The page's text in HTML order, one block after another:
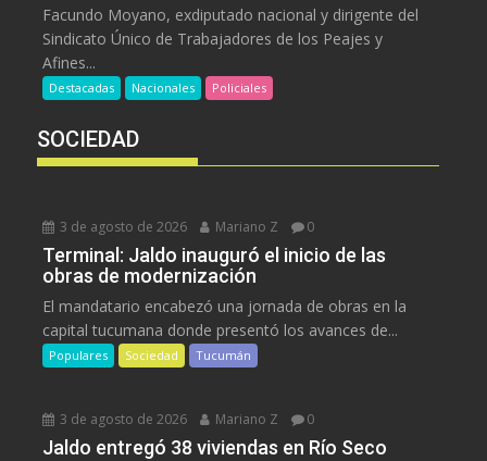
Facundo Moyano, exdiputado nacional y dirigente del
Sindicato Único de Trabajadores de los Peajes y
Afines...
Destacadas Nacionales Policiales
SOCIEDAD
3 de agosto de 2026 Mariano Z 0
Terminal: Jaldo inauguró el inicio de las
obras de modernización
El mandatario encabezó una jornada de obras en la
capital tucumana donde presentó los avances de...
Populares Sociedad Tucumán
3 de agosto de 2026 Mariano Z 0
Jaldo entregó 38 viviendas en Río Seco